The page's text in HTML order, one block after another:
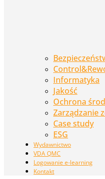
Informatyka
Jakość
Ochrona
Zarządzanie
Case study
ESG
Wydawnictwo
VDA QMC
Logowanie e-learning
Kontakt